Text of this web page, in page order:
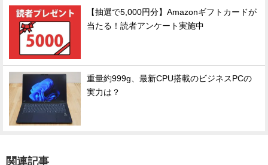
【抽選で5,000円分】Amazonギフトカードが
当たる！読者アンケート実施中
重量約999g、最新CPU搭載のビジネスPCの
実力は？
関連記事